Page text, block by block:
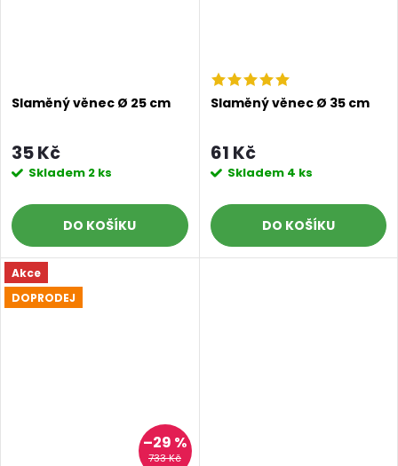
Slaměný věnec Ø 25 cm
35 Kč
Skladem 2 ks
DO KOŠÍKU
Slaměný věnec Ø 35 cm
61 Kč
Skladem 4 ks
DO KOŠÍKU
Akce
DOPRODEJ
733 Kč
–29 %